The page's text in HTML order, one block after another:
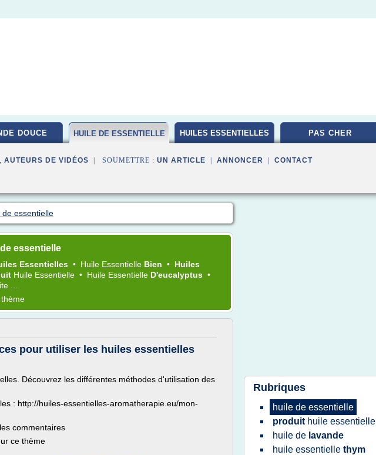
DOUCE HUILE DE ESSENTIELLE HUILES ESSENTIELLES PAS CHER
, AUTEURS DE VIDÉOS | SOUMETTRE : UN ARTICLE ANNONCER CONTACT
essentielle
essentielle
Essentielles • Huile Essentielle Bien • Huiles
Huile Essentielle • Huile Essentielle D'eucalyptus •
...
pour utiliser les huiles essentielles
Découvrez les différentes méthodes d'utilisation des
: http://huiles-essentielles-aromatherapie.eu/mon-
commentaires
ce thème
Rubriques
huile de essentielle
produit huile essentielle
huile de lavande
huile essentielle thym